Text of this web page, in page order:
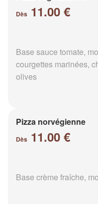
Dès 11.00 €
Base sauce tomate,
courgettes marinées,
olives
Pizza norvégienne
Dès 11.00 €
Base crème fraîche,